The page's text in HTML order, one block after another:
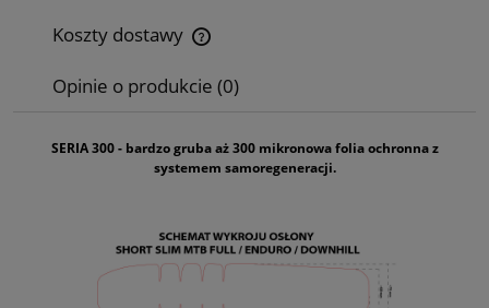
Koszty dostawy
Cena nie zawiera ewentualnych kosztów płatności
Opinie o produkcie (0)
SERIA 300 - bardzo gruba aż 300 mikronowa folia ochronna z
systemem samoregeneracji.